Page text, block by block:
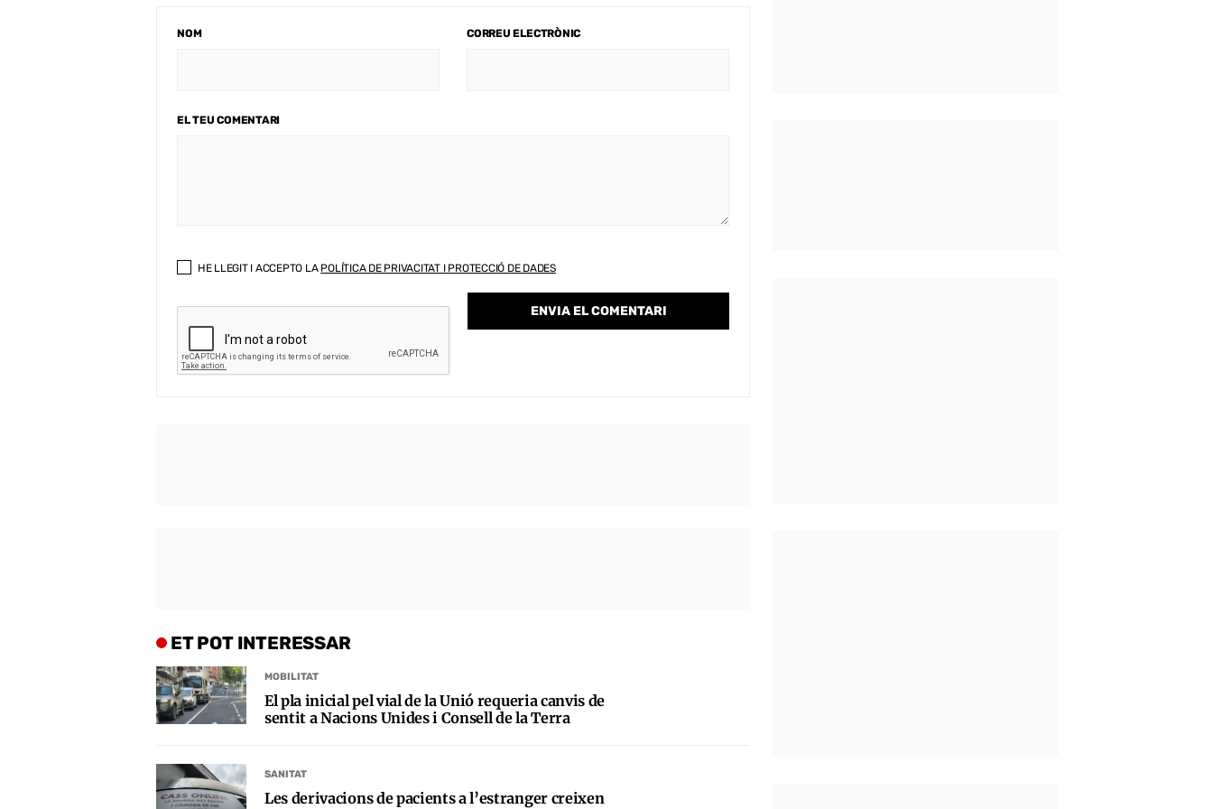
NOM CORREU ELECTRÒNIC
EL TEU COMENTARI
HE LLEGIT I ACCEPTO LA POLÍTICA DE PRIVACITAT I PROTECCIÓ DE DADES
ET POT INTERESSAR
MOBILITAT
El pla inicial pel vial de la Unió requeria canvis de
sentit a Nacions Unides i Consell de la Terra
SANITAT
Les derivacions de pacients a l’estranger creixen